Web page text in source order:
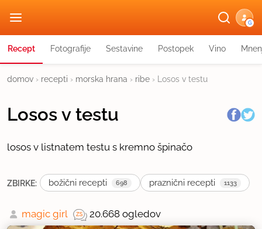
G
Recept Fotografije Sestavine Postopek Vino
domov › recepti › morska hrana › ribe › Losos v testu
Losos v testu
losos v listnatem testu s kremno špinačo
ZBIRKE: božični recepti 698 praznični recepti 1133
magic girl 20.668 ogledov